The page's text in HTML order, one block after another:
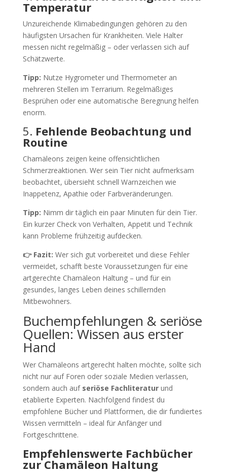
Temperatur
Unzureichende Klimabedingungen gehören zu den
häufigsten Ursachen für Krankheiten. Viele Halter
messen nicht regelmäßig – oder verlassen sich auf
Schätzwerte.
Tipp: Nutze Hygrometer und Thermometer an
mehreren Stellen im Terrarium. Regelmäßiges
Besprühen oder eine automatische Beregnung helfen
enorm.
5. Fehlende Beobachtung und
Routine
Chamäleons zeigen keine offensichtlichen
Schmerzreaktionen. Wer sein Tier nicht aufmerksam
beobachtet, übersieht schnell Warnzeichen wie
Inappetenz, Apathie oder Farbveränderungen.
Tipp: Nimm dir täglich ein paar Minuten für dein Tier.
Ein kurzer Check von Verhalten, Appetit und Technik
kann Probleme frühzeitig aufdecken.
👉 Fazit: Wer sich gut vorbereitet und diese Fehler
vermeidet, schafft beste Voraussetzungen für eine
artgerechte Chamäleon Haltung – und für ein
gesundes, langes Leben deines schillernden
Mitbewohners.
Buchempfehlungen & seriöse
Quellen: Wissen aus erster
Hand
Wer Chamäleons artgerecht halten möchte, sollte sich
nicht nur auf Foren oder soziale Medien verlassen,
sondern auch auf seriöse Fachliteraturund
etablierte Experten. Nachfolgend findest du
empfohlene Bücher und Plattformen, die dir fundiertes
Wissen vermitteln – ideal für Anfänger und
Fortgeschrittene.
Empfehlenswerte Fachbücher
zur Chamäleon Haltung